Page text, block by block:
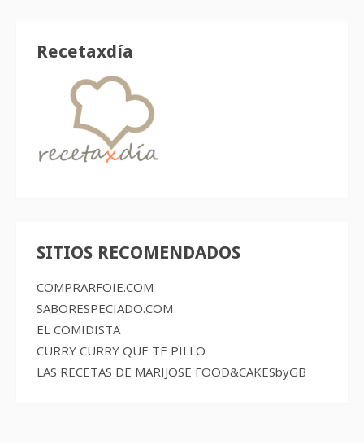
Recetaxdía
SITIOS RECOMENDADOS
COMPRARFOIE.COM
SABORESPECIADO.COM
EL COMIDISTA
CURRY CURRY QUE TE PILLO
LAS RECETAS DE MARIJOSE FOOD&CAKESbyGB